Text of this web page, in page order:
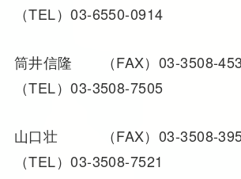
（TEL）03-6550-0914
筒井信隆 （FAX）03-
（TEL）03-3508-7505
山口壮 （FAX）03-
（TEL）03-3508-7521